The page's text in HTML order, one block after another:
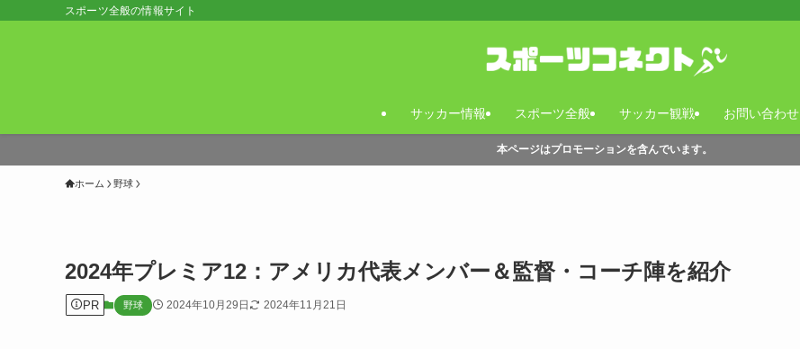
スポーツ全般の情報サイト
サッカー情報 スポーツ全般 サッカー観戦 お問い合わせ
本ページはプロモーションを含んでいます。
ホーム 野球
2024年プレミア12：アメリカ代表メンバー＆監督・コーチ陣を紹介
PR 野球 2024年10月29日 2024年11月21日